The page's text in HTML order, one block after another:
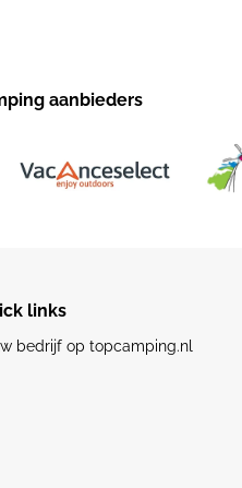
aanbieders
links
bedrijf op topcamping.nl